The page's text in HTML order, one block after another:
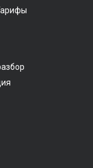
Дзенна Мегасреде